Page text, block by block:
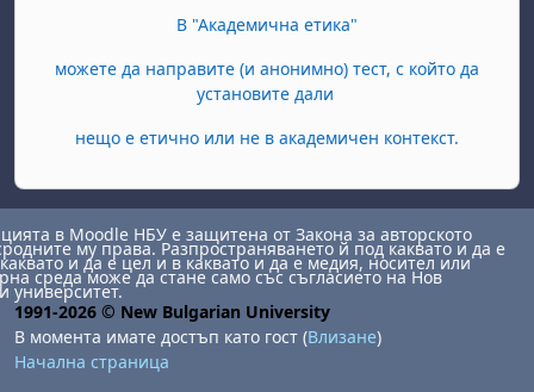
В "Академична етика"
можете да направите (и анонимно) тест, с който да
установите дали
нещо е етично или не в академичен контекст.
в Moodle НБУ е защитена от Закона за авторското
му права. Разпространяването й под каквато и да е
и да е цел и в каквато и да е медия, носител или
среда може да стане само със съгласието на Нов
университет.
1991-2026 © New Bulgarian University
В момента имате достъп като гост (Влизане)
Начална страница